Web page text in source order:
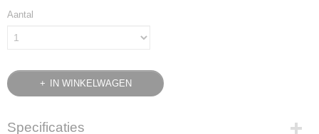
Aantal
IN WINKELWAGEN
Specificaties